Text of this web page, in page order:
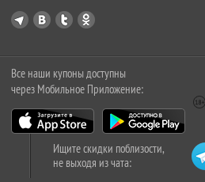
Все наши купоны доступны
через Мобильное Приложение:
Ищите скидки поблизости,
не выходя из чата: